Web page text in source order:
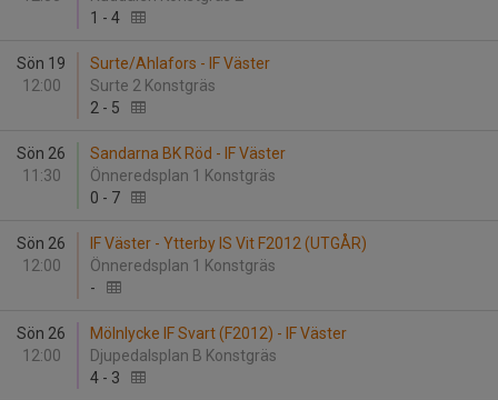
1 - 4
Sön 19
12:00
Surte/Ahlafors - IF Väster
Surte 2 Konstgräs
2 - 5
Sön 26
11:30
Sandarna BK Röd - IF Väster
Önneredsplan 1 Konstgräs
0 - 7
Sön 26
12:00
IF Väster - Ytterby IS Vit F2012 (UTGÅR)
Önneredsplan 1 Konstgräs
-
Sön 26
12:00
Mölnlycke IF Svart (F2012) - IF Väster
Djupedalsplan B Konstgräs
4 - 3